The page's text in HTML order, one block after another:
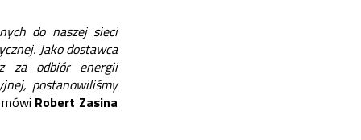
do naszej sieci
Jako dostawca
za odbiór energii
postanowiliśmy
Robert Zasina